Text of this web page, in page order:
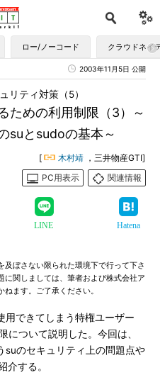
ロー/ノーコード クラウドネイ
2003年11月5日 公開
ための利用制限（3）～
suとsudoの基本～
リティ対策（5）
[ 木村靖 ，三井物産GTI]
PC用表示
関連情報
LINE Hatena
ぼさない限られた環境下で行って下さ
に関しましては、筆者および株式会社ア
ます。ご了承ください。
用できてしまう特権ユーザー
について説明した。今回は、
suのセキュリティ上の問題点や
介する。